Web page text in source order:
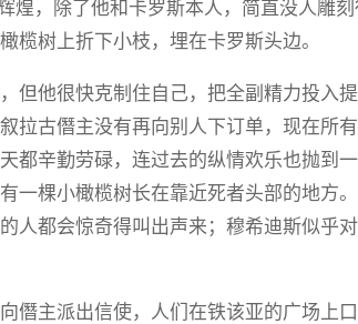
煌，除了他和卡罗斯本人，简直没人雕刻
榄树上折下小枝，埋在卡罗斯头边。
但他很快克制住自己，把全副精力投入
拉古僭主没有再向别人下订单，现在所
都辛勤劳碌，连过去的纵情欢乐也抛到
一棵小橄榄树长在靠近死者头部的地方
人都会惊奇得叫出声来；穆希迪斯似乎
僭主派出信使，人们在铁该亚的广场上